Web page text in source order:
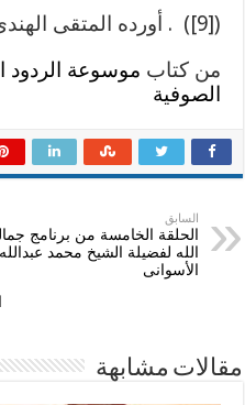
([9]) . أورده المتقى الهندى فى كنز العمال .
من كتاب موسوعة الردود
الصوفية
السابق
الحلقة الخامسة من برنامج
الله لفضيلة الشيخ محمد عبدالله
الأسوانى
مقالات مشابهة